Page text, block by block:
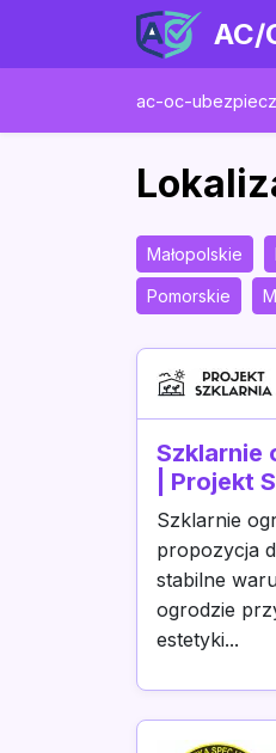
AC/
ac-oc-
Małopolskie
Pomorskie
Szklarnie
| Projekt
Szklarnie
propozycja
stabilne
ogrodzie
estetyki...